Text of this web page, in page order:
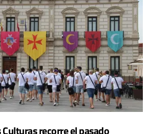
Culturas recorre el pasado